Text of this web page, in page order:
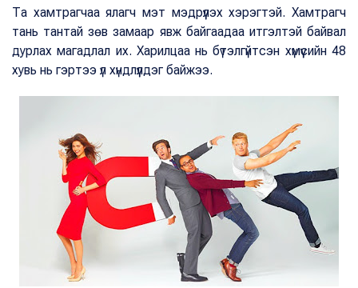
Та хамтрагчаа ялагч мэт мэдрүүлэх хэрэгтэй. Хамтрагч
тань тантай зөв замаар явж байгаадаа итгэлтэй байвал
дурлах магадлал их. Харилцаа нь бүтэлгүйтсэн хүмүүсийн 48
хувь нь гэртээ үл хүндлүүлдэг байжээ.